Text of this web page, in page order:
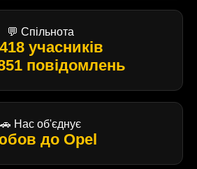
💬 Спільнота
учасників
повідомлень
🚗 Нас об'єднує
до Opel